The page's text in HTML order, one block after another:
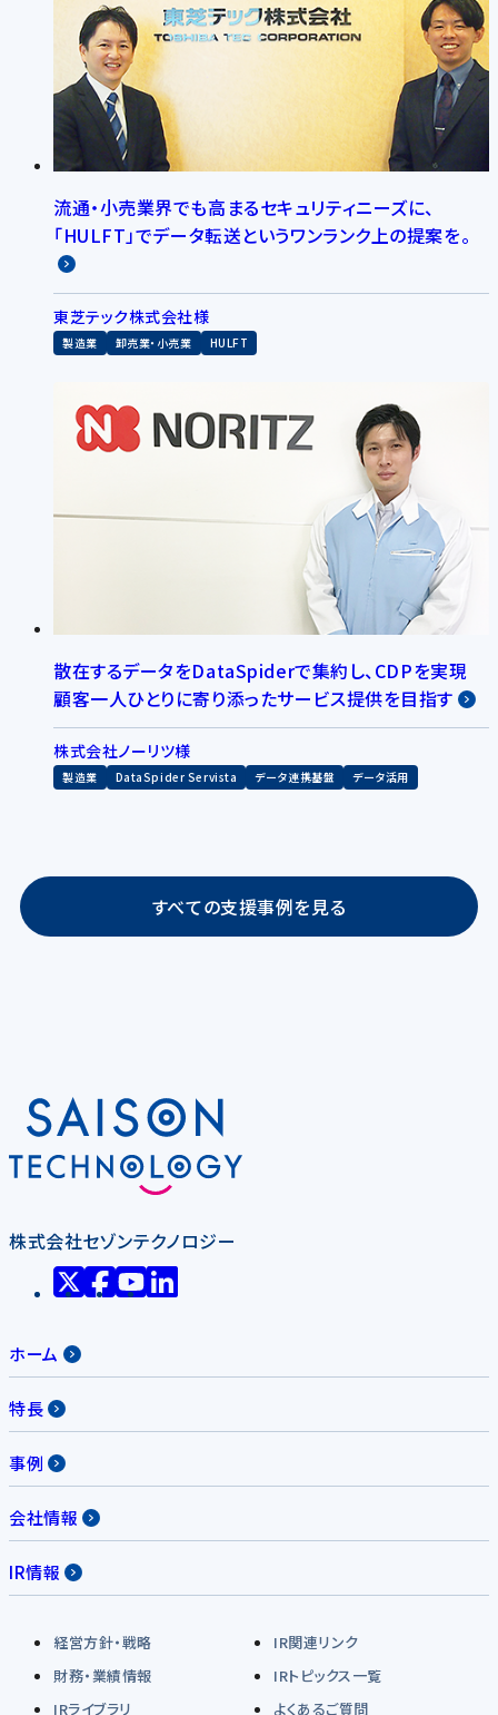
流通・小売業界でも高まるセキュリティニーズに、
「HULFT」でデータ転送というワンランク上の提案を。
東芝テック株式会社様
製造業 卸売業・小売業 HULFT
散在するデータをDataSpiderで集約し、CDPを実現
顧客一人ひとりに寄り添ったサービス提供を目指す
株式会社ノーリツ様
製造業 DataSpider Servista データ連携基盤 データ活用
すべての支援事例を見る
株式会社セゾンテクノロジー
ホーム
特長
事例
会社情報
IR情報
経営方針・戦略
IR関連リンク
財務・業績情報
IRトピックス一覧
IRライブラリ
よくあるご質問